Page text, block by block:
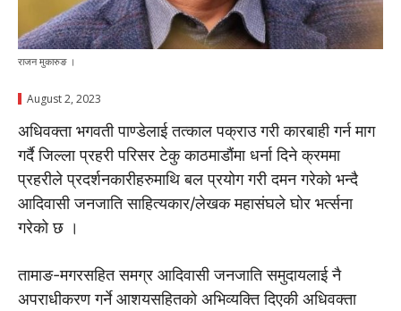
राजन मुकारुङ ।
August 2, 2023
अधिवक्ता भगवती पाण्डेलाई तत्काल पक्राउ गरी कारबाही गर्न माग
गर्दै जिल्ला प्रहरी परिसर टेकु काठमाडौंमा धर्ना दिने क्रममा
प्रहरीले प्रदर्शनकारीहरुमाथि बल प्रयोग गरी दमन गरेको भन्दै
आदिवासी जनजाति साहित्यकार/लेखक महासंघले घोर भर्त्सना
गरेको छ ।
तामाङ-मगरसहित समग्र आदिवासी जनजाति समुदायलाई नै
अपराधीकरण गर्ने आशयसहितको अभिव्यक्ति दिएकी अधिवक्ता